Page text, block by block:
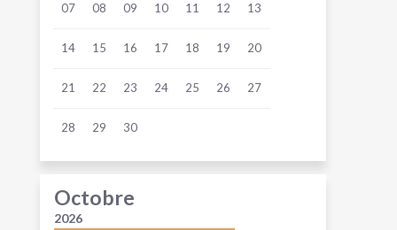
07 08 09 10 11 12 13
14 15 16 17 18 19 20
21 22 23 24 25 26 27
28 29 30
Octobre
2026